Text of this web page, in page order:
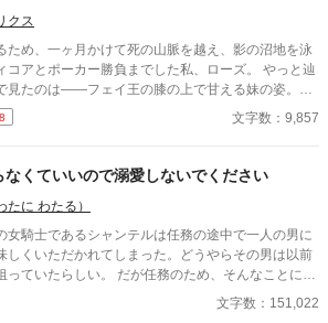
クス
ため、一ヶ月かけて死の山脈を越え、影の沼地を泳
コアとポーカー勝負までした私、ローズ。 やっと辿
見たのは——フェイ王の膝の上で甘える妹の姿。
いらないわよ？」 は？ しかも運命の光が私と巨漢戦
の間で光って、「お前は俺のものだ」宣言。 「片手
を聞いた瞬間、私から飛びついて、その夜、彼のベ
ものになった。
文字数：9,857
なくていいので溺愛しないでください
に わたる）
女騎士であるシャンテルは任務の途中で一人の男に
しくいただかれてしまった。どうやらその男は以前
っていたらしい。 だが任務のため、そんなことには
シャンテル。むしろ邪魔。その男から逃げながら任
々。だが、その男の正体に気づいたとき――。 ※20
文字数：151,022